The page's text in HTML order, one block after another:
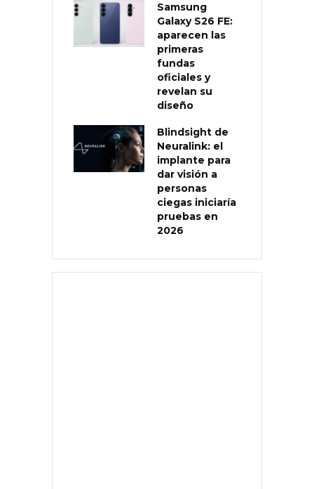
Samsung
Galaxy S26 FE:
aparecen las
primeras
fundas
oficiales y
revelan su
diseño
Blindsight de
Neuralink: el
implante para
dar visión a
personas
ciegas iniciaría
pruebas en
2026